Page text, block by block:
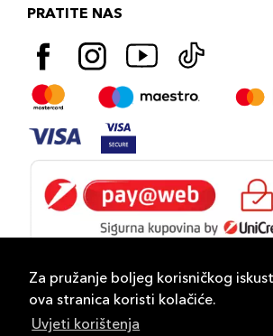
Za pružanje boljeg korisničkog
ova stranica koristi kolačiće.
Uvjeti korištenja
PRATITE NAS